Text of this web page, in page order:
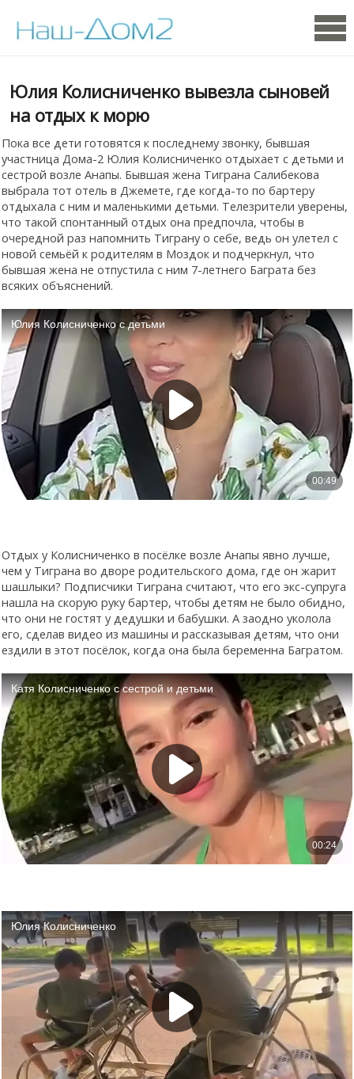
Юлия Колисниченко вывезла сыновей
на отдых к морю
Пока все дети готовятся к последнему звонку, бывшая
участница Дома-2 Юлия Колисниченко отдыхает с детьми и
сестрой возле Анапы. Бывшая жена Тиграна Салибекова
выбрала тот отель в Джемете, где когда-то по бартеру
отдыхала с ним и маленькими детьми. Телезрители уверены,
что такой спонтанный отдых она предпочла, чтобы в
очередной раз напомнить Тиграну о себе, ведь он улетел с
новой семьёй к родителям в Моздок и подчеркнул, что
бывшая жена не отпустила с ним 7-летнего Баграта без
всяких объяснений.
Отдых у Колисниченко в посёлке возле Анапы явно лучше,
чем у Тиграна во дворе родительского дома, где он жарит
шашлыки? Подписчики Тиграна считают, что его экс-супруга
нашла на скорую руку бартер, чтобы детям не было обидно,
что они не гостят у дедушки и бабушки. А заодно уколола
его, сделав видео из машины и рассказывая детям, что они
ездили в этот посёлок, когда она была беременна Багратом.